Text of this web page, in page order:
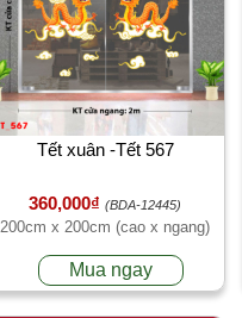
Tết xuân -Tết 567
360,000₫ (BDA-12445)
200cm x 200cm (cao x ngang)
Mua ngay